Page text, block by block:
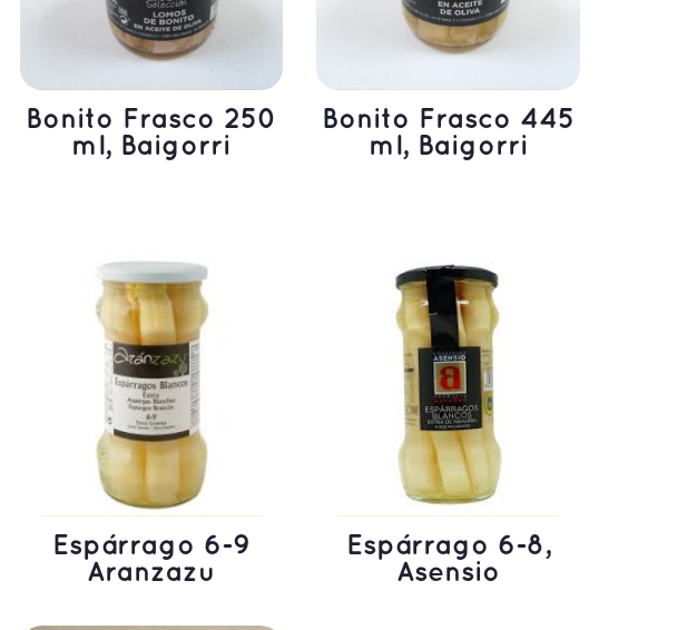
Bonito Frasco 250
ml, Baigorri
Bonito Frasco 445
ml, Baigorri
Espárrago 6-9
Aranzazu
Espárrago 6-8,
Asensio